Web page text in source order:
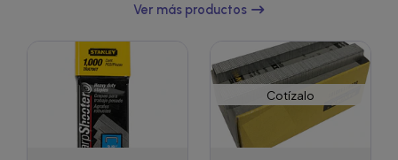
Ver más productos
Cotízalo